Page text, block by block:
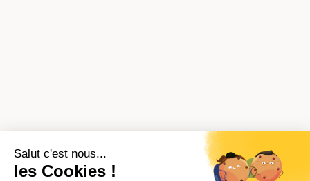
Salut c'est nous...
les Cookies !